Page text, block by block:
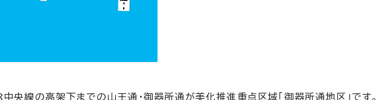
央線の高架下までの山王通・御器所通が美化推進重点区域「御器所通地区」です。